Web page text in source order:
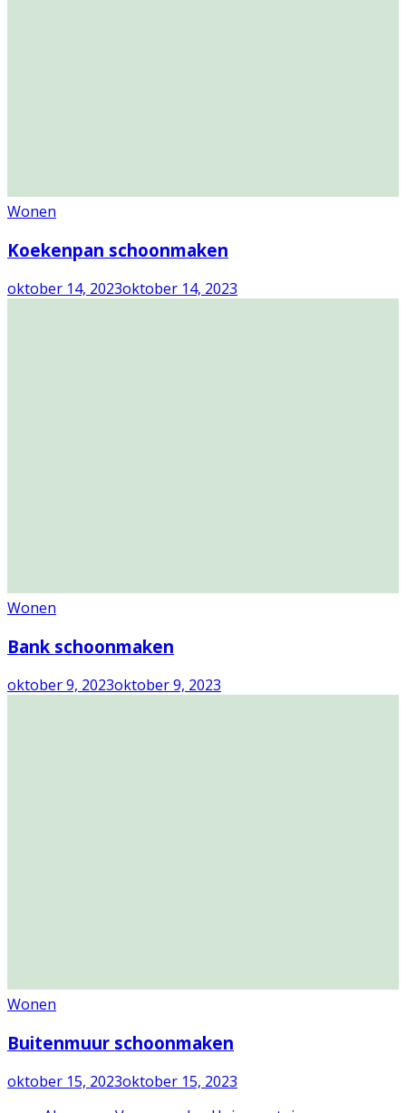
Wonen
Koekenpan schoonmaken
oktober 14, 2023oktober 14, 2023
Wonen
Bank schoonmaken
oktober 9, 2023oktober 9, 2023
Wonen
Buitenmuur schoonmaken
oktober 15, 2023oktober 15, 2023